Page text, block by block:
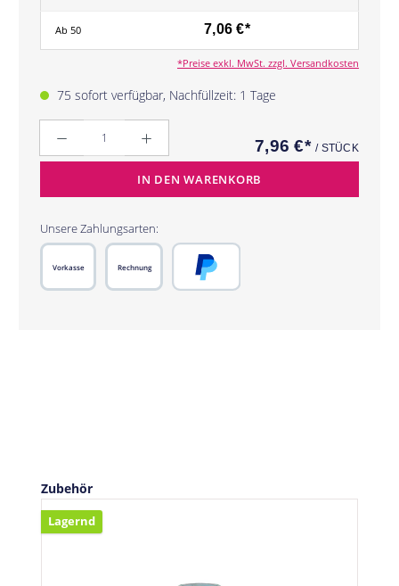
Ab 50 7,06 €*
*Preise exkl. MwSt. zzgl. Versandkosten
75 sofort verfügbar, Nachfüllzeit: 1 Tage
Anzahl
7,96 €*/ STÜCK
IN DEN WARENKORB
Unsere Zahlungsarten:
Rechnung
Vorkasse
Produktgalerie überspringen
Zubehör
Lagernd